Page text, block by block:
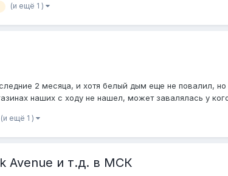
(и ещё 1 )
2 месяца, и хотя белый дым еще не повалил,
наших с ходу не нашел, может завалялась у
(и ещё 1 )
Avenue и т.д. в МСК